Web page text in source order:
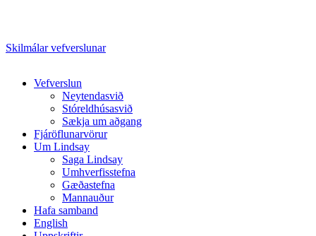
Skilmálar vefverslunar
Close
Vefverslun
Neytendasvið
Stóreldhúsasvið
Sækja um aðgang
Fjáröflunarvörur
Um Lindsay
Saga Lindsay
Umhverfisstefna
Gæðastefna
Mannauður
Hafa samband
English